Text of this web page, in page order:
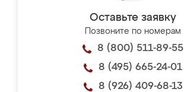
Оставьте заявку
Позвоните по номерам
8 (800) 511-89-55
8 (495) 665-24-01
8 (926) 409-68-13